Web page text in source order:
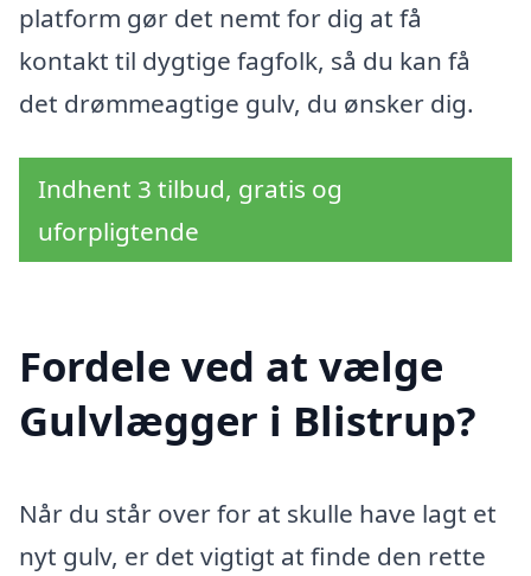
platform gør det nemt for dig at få
kontakt til dygtige fagfolk, så du kan få
det drømmeagtige gulv, du ønsker dig.
Indhent 3 tilbud, gratis og
uforpligtende
Fordele ved at vælge
Gulvlægger i Blistrup?
Når du står over for at skulle have lagt et
nyt gulv, er det vigtigt at finde den rette